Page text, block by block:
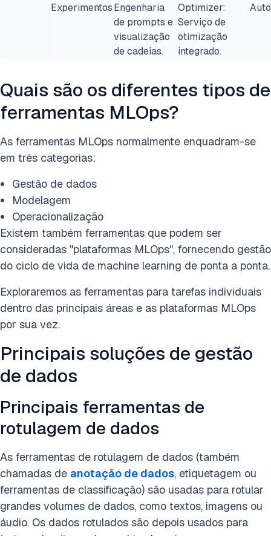
ExperimentosEngenharia
de prompts e
visualização
de cadeias.
Optimizer:
Serviço de
otimização
integrado.
Quais são os diferentes tipos de
ferramentas MLOps?
As ferramentas MLOps normalmente enquadram-se
em três categorias:
Gestão de dados
Modelagem
Operacionalização
Existem também ferramentas que podem ser
consideradas "plataformas MLOps", fornecendo gestão
do ciclo de vida de machine learning de ponta a ponta.
Exploraremos as ferramentas para tarefas individuais
dentro das principais áreas e as plataformas MLOps
por sua vez.
Principais soluções de gestão
de dados
Principais ferramentas de
rotulagem de dados
As ferramentas de rotulagem de dados (também
chamadas de anotação de dados, etiquetagem ou
ferramentas de classificação) são usadas para rotular
grandes volumes de dados, como textos, imagens ou
áudio. Os dados rotulados são depois usados para